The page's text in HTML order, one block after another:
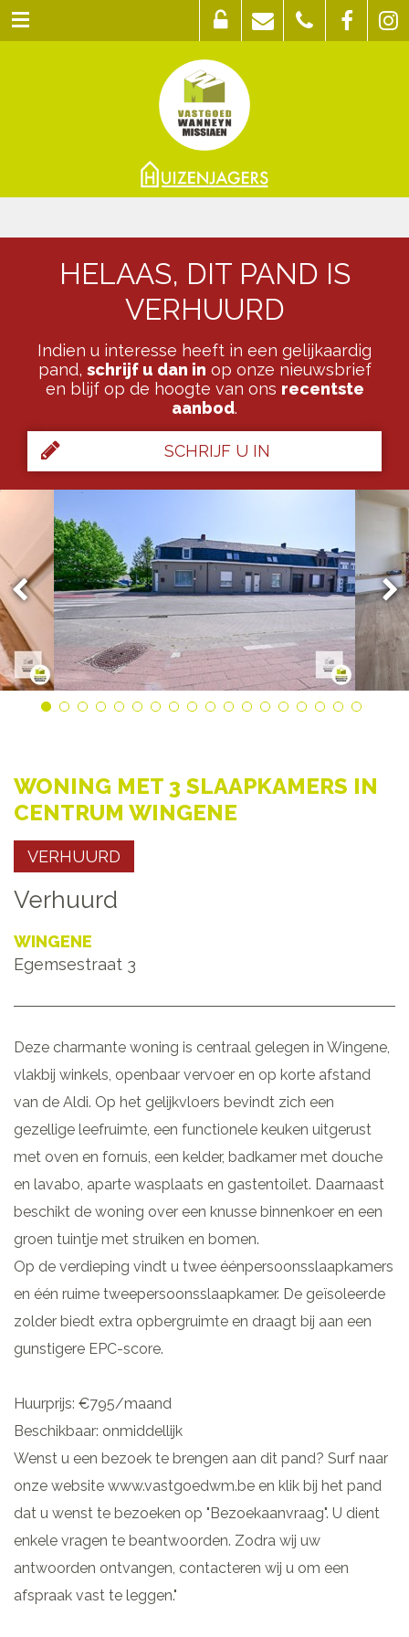
HELAAS, DIT PAND IS
VERHUURD
Indien u interesse heeft in een gelijkaardig
pand, schrijf u dan in op onze nieuwsbrief
en blijf op de hoogte van ons recentste
aanbod.
SCHRIJF U IN
WONING MET 3 SLAAPKAMERS IN
CENTRUM WINGENE
VERHUURD
Verhuurd
WINGENE
Egemsestraat 3
Deze charmante woning is centraal gelegen in Wingene,
vlakbij winkels, openbaar vervoer en op korte afstand
van de Aldi. Op het gelijkvloers bevindt zich een
gezellige leefruimte, een functionele keuken uitgerust
met oven en fornuis, een kelder, badkamer met douche
en lavabo, aparte wasplaats en gastentoilet. Daarnaast
beschikt de woning over een knusse binnenkoer en een
groen tuintje met struiken en bomen.
Op de verdieping vindt u twee éénpersoonsslaapkamers
en één ruime tweepersoonsslaapkamer. De geïsoleerde
zolder biedt extra opbergruimte en draagt bij aan een
gunstigere EPC-score.
Huurprijs: €795/maand
Beschikbaar: onmiddellijk
Wenst u een bezoek te brengen aan dit pand? Surf naar
onze website www.vastgoedwm.be en klik bij het pand
dat u wenst te bezoeken op "Bezoekaanvraag". U dient
enkele vragen te beantwoorden. Zodra wij uw
antwoorden ontvangen, contacteren wij u om een
afspraak vast te leggen."